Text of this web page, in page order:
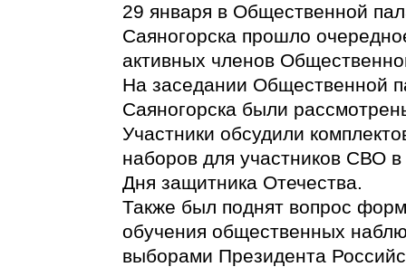
29 января в Общественной
Саяногорска прошло
активных членов
На заседании Общественной
Саяногорска были
Участники обсудили
наборов для участников СВО в
Дня защитника Отечества.
Также был поднят вопрос
обучения общественных
выборами Президента